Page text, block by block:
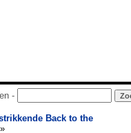
-
Back to the
»